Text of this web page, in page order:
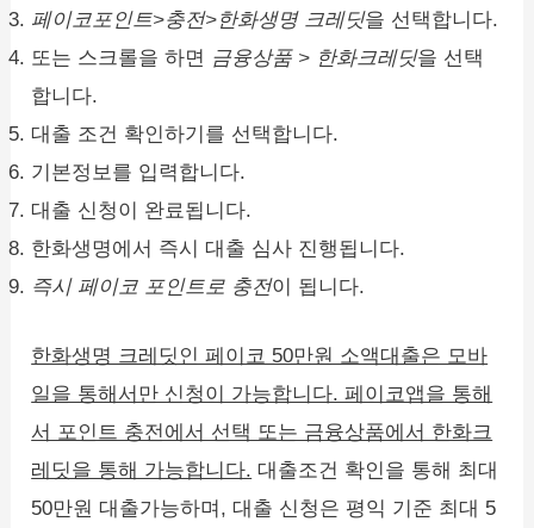
페이코포인트>충전>한화생명 크레딧을 선택합니다.
또는 스크롤을 하면 금융상품 > 한화크레딧을 선택
합니다.
대출 조건 확인하기를 선택합니다.
기본정보를 입력합니다.
대출 신청이 완료됩니다.
한화생명에서 즉시 대출 심사 진행됩니다.
즉시 페이코 포인트로 충전이 됩니다.
한화생명 크레딧인 페이코 50만원 소액대출은 모바
일을 통해서만 신청이 가능합니다. 페이코앱을 통해
서 포인트 충전에서 선택 또는 금융상품에서 한화크
레딧을 통해 가능합니다. 대출조건 확인을 통해 최대
50만원 대출가능하며, 대출 신청은 평익 기준 최대 5